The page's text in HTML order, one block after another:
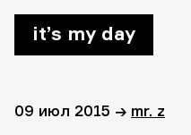
it’s my day
09 июл 2015 → mr. z